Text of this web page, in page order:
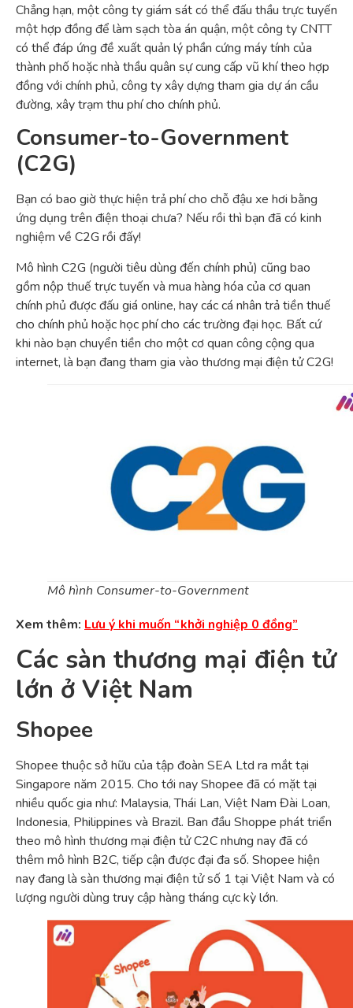
Chẳng hạn, một công ty giám sát có thể đấu thầu trực tuyến
một hợp đồng để làm sạch tòa án quận, một công ty CNTT
có thể đáp ứng đề xuất quản lý phần cứng máy tính của
thành phố hoặc nhà thầu quân sự cung cấp vũ khí theo hợp
đồng với chính phủ, công ty xây dựng tham gia dự án cầu
đường, xây trạm thu phí cho chính phủ.
Consumer-to-Government
(C2G)
Bạn có bao giờ thực hiện trả phí cho chỗ đậu xe hơi bằng
ứng dụng trên điện thoại chưa? Nếu rồi thì bạn đã có kinh
nghiệm về C2G rồi đấy!
Mô hình C2G (người tiêu dùng đến chính phủ) cũng bao
gồm nộp thuế trực tuyến và mua hàng hóa của cơ quan
chính phủ được đấu giá online, hay các cá nhân trả tiền thuế
cho chính phủ hoặc học phí cho các trường đại học. Bất cứ
khi nào bạn chuyển tiền cho một cơ quan công cộng qua
internet, là bạn đang tham gia vào thương mại điện tử C2G!
Mô hình Consumer-to-Government
Xem thêm: Lưu ý khi muốn “khởi nghiệp 0 đồng”
Các sàn thương mại điện tử
lớn ở Việt Nam
Shopee
Shopee thuộc sở hữu của tập đoàn SEA Ltd ra mắt tại
Singapore năm 2015. Cho tới nay Shopee đã có mặt tại
nhiều quốc gia như: Malaysia, Thái Lan, Việt Nam Đài Loan,
Indonesia, Philippines và Brazil. Ban đầu Shoppe phát triển
theo mô hình thương mại điện tử C2C nhưng nay đã có
thêm mô hình B2C, tiếp cận được đại đa số. Shopee hiện
nay đang là sàn thương mại điện tử số 1 tại Việt Nam và có
lượng người dùng truy cập hàng tháng cực kỳ lớn.